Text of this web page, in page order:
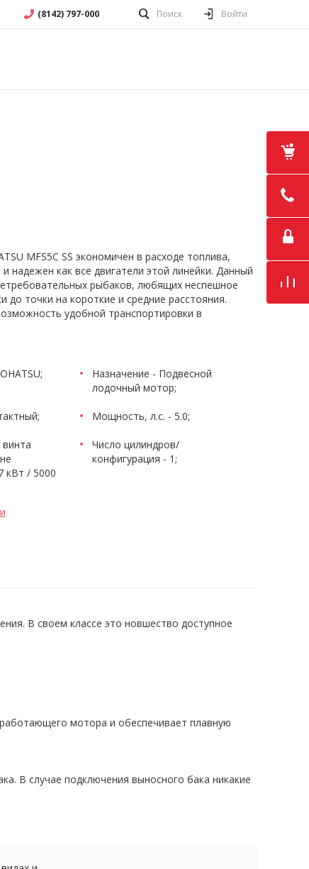
(8142) 797-000 Поиск Войти
MFS5C SS экономичен в расходе топлива,
надежен как все двигатели этой линейки. Данный
рыбаков, любящих неспешное
до точки на короткие и средние расстояния.
удобной транспортировки в
Назначение - Подвесной
лодочный мотор;
Мощность, л.с. - 5.0;
кВт / 5000
Число цилиндров/
конфигурация - 1;
В своем классе это новшество доступное
мотора и обеспечивает плавную
В случае подключения выносного бака никакие